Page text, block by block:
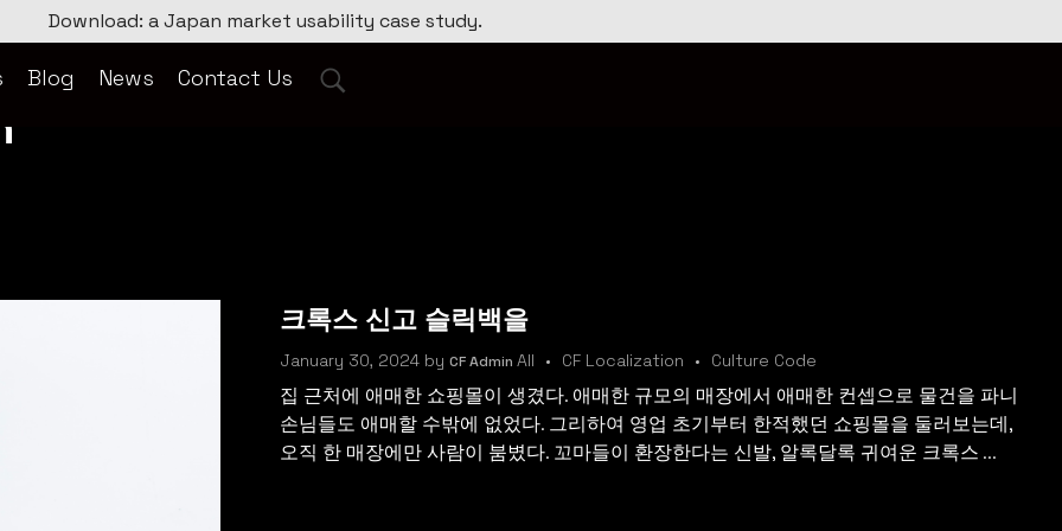
Download: a Japan market usability case study.
Blog News Contact Us
크록스 신고 슬릭백을
January 30, 2024 by CF Admin All CF Localization Culture Code
집 근처에 애매한 쇼핑몰이 생겼다. 애매한 규모의 매장에서 애매한 컨셉으로 물건을 파니
손님들도 애매할 수밖에 없었다. 그리하여 영업 초기부터 한적했던 쇼핑몰을 둘러보는데,
오직 한 매장에만 사람이 붐볐다. 꼬마들이 환장한다는 신발, 알록달록 귀여운 크록스 ...